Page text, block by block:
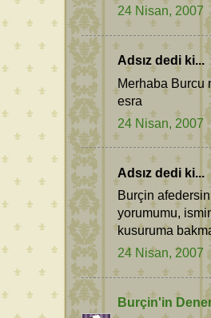
24 Nisan, 2007
Adsız dedi ki...
Merhaba Burcu
esra
24 Nisan, 2007
Adsız dedi ki...
Burçin
yorumumu,
kusuruma
24 Nisan, 2007
Burçin'in